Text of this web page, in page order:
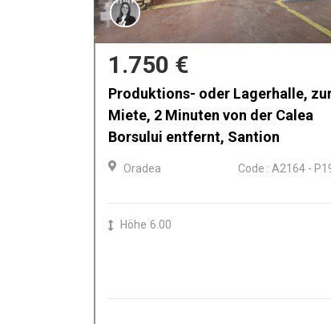
1.750 €
Produktions- oder Lagerhalle,
Miete, 2 Minuten von der Calea
Borsului entfernt, Santion
Oradea Code : A2164 -
Höhe 6.00